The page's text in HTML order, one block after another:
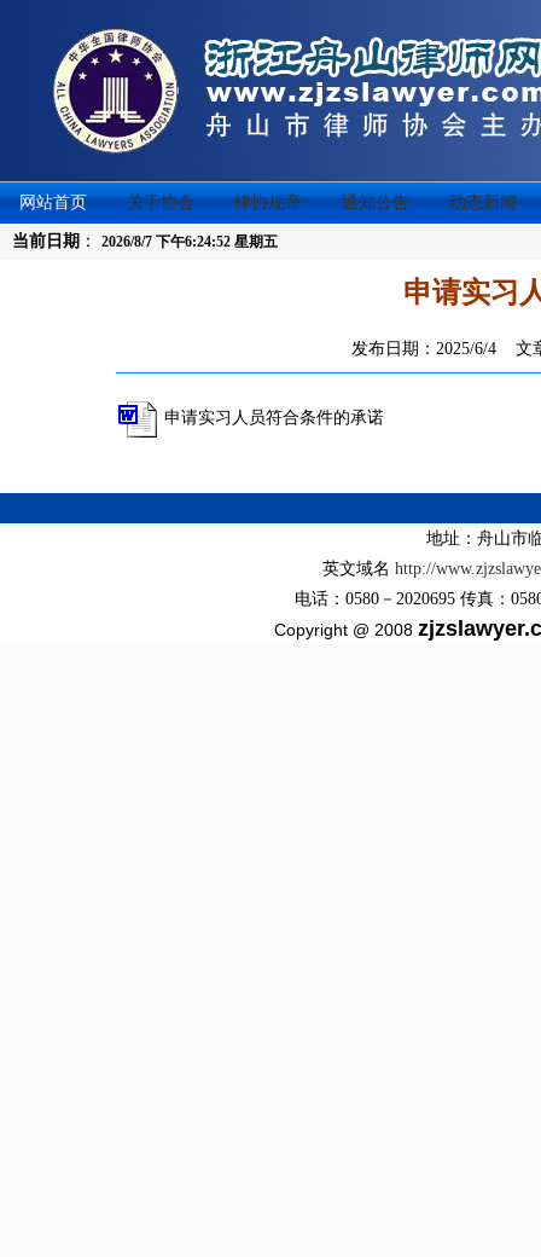
网站首页 关于协会 律协规章 通知公告 动态新闻
当前日期 ： 2026/8/7 下午6:24:52 星期五
申请实习
发布日期：2025/6/4 文
申请实习人员符合条件的承诺
地址：舟山市
英文域名http://
电话：0580－2020695 传真：
Copyright @ 2008